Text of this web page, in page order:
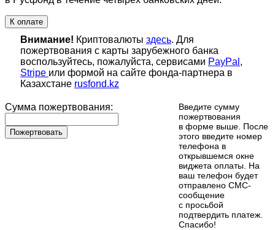
К оплате
Внимание! Криптовалюты здесь. Для
пожертвования с карты зарубежного банка
воспользуйтесь, пожалуйста, сервисами PayPal ,
Stripe или формой на сайте фонда-партнера в
Казахстане rusfond.kz
Сумма пожертвования:
Пожертвовать
Введите сумму
пожертвования
в форме выше. После
этого введите номер
телефона в
открывшемся окне
виджета оплаты. На
ваш телефон будет
отправлено СМС-
сообщение
с просьбой
подтвердить платеж.
Cпасибо!